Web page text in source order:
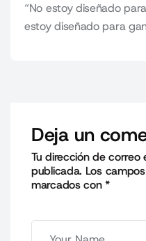
“No estoy diseñado
estoy diseñado para
Deja un
Tu dirección de correo
publicada. Los
marcados con*